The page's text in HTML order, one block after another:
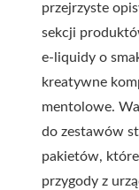
przejrzyste
sekcji
e-liquidy o
kreatywne
mentolowe.
do zestawów
pakietów,
przygody z